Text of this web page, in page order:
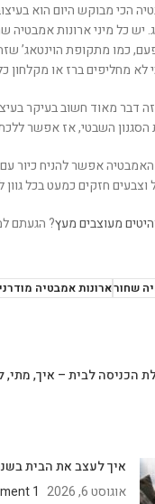
הכי מבוקש היום הוא
יש כל מיני ארונות
כמו מתקופת הוינטאג’
לא מחליפים ברז או מקלחון
דבר מאוד חשוב בעיקר
השבטי, אז אפשר ללכת
האמבטיה אפשר להניח כיור
חזקים כמעט בכל
מעוצבים מעץ? הגעתם
שחורארונות אמבטיה
הכניסה לבית – איך, מתי,
איך לעצב את הבית בשנת
אוגוסט 6, 2026
1 Comment